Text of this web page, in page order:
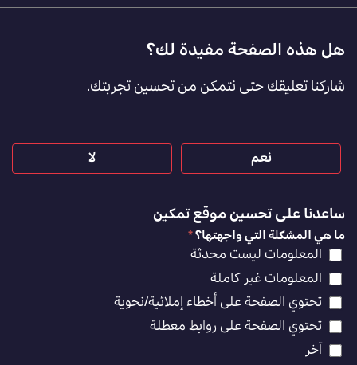
Footer
Feedback
[AR]
هل هذه الصفحة مفيدة لك؟
شاركنا تعليقك حتى نتمكن من تحسين تجربتك.
نعم لا
ساعدنا على تحسين موقع تمكين
ما هي المشكلة التي واجهتها؟*
المعلومات ليست محدثة
المعلومات غير كاملة
تحتوي الصفحة على أخطاء إملائية/نحوية
تحتوي الصفحة على روابط معطلة
آخر